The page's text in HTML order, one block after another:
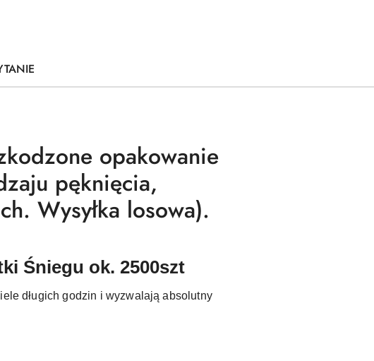
opakowanie
pęknięcia,
Wysyłka losowa).
Śniegu ok. 2500szt
długich godzin i wyzwalają absolutny